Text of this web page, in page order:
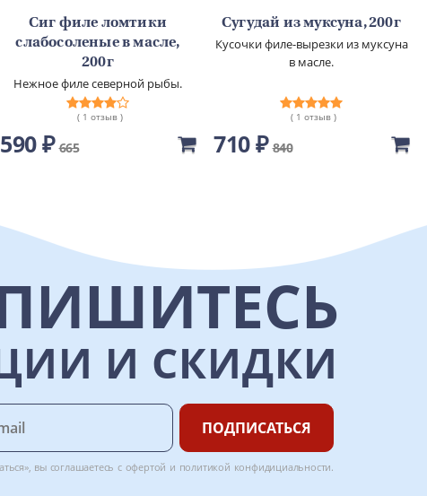
Сиг филе ломтики
слабосоленые в масле,
200г
Нежное филе северной рыбы.
( 1 отзыв )
590 ₽ 665
Сугудай из муксуна, 200г
Кусочки филе-вырезки из муксуна
в масле.
( 1 отзыв )
710 ₽ 840
И СКИДКИ
ПОДПИСАТЬСЯ
вы соглашаетесь с офертой и политикой конфидициальности.